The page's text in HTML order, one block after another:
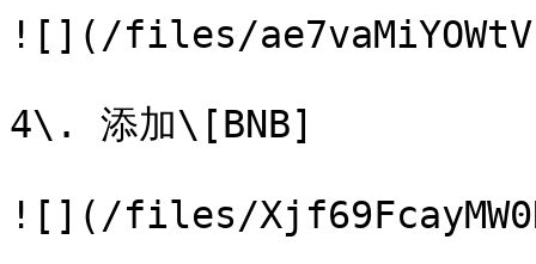
![](/files/
4\. 添加\[BNB]
![](/files/